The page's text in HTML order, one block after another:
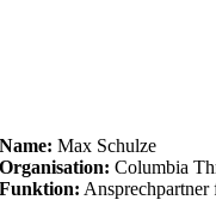
Name: Max Schulze
Organisation: Columbia
Funktion: Ansprechpartner